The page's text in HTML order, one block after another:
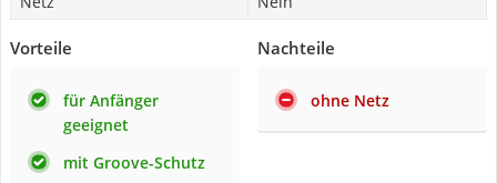
Vorteile
für Anfänger
geeignet
mit Groove-Schutz
Nachteile
ohne Netz